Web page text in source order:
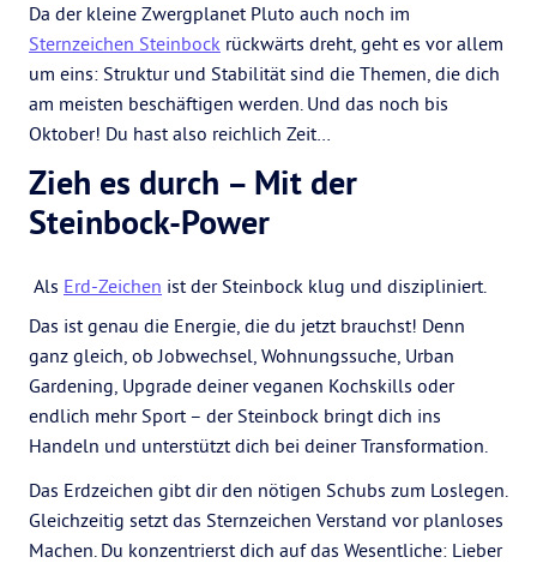
Da der kleine Zwergplanet Pluto auch noch im
Sternzeichen Steinbock rückwärts dreht, geht es vor allem
um eins: Struktur und Stabilität sind die Themen, die dich
am meisten beschäftigen werden. Und das noch bis
Oktober! Du hast also reichlich Zeit…
Zieh es durch – Mit der
Steinbock-Power
Als Erd-Zeichen ist der Steinbock klug und diszipliniert.
Das ist genau die Energie, die du jetzt brauchst! Denn
ganz gleich, ob Jobwechsel, Wohnungssuche, Urban
Gardening, Upgrade deiner veganen Kochskills oder
endlich mehr Sport – der Steinbock bringt dich ins
Handeln und unterstützt dich bei deiner Transformation.
Das Erdzeichen gibt dir den nötigen Schubs zum Loslegen.
Gleichzeitig setzt das Sternzeichen Verstand vor planloses
Machen. Du konzentrierst dich auf das Wesentliche: Lieber